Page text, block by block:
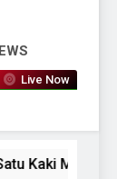
Live Now
Kaki Menuju